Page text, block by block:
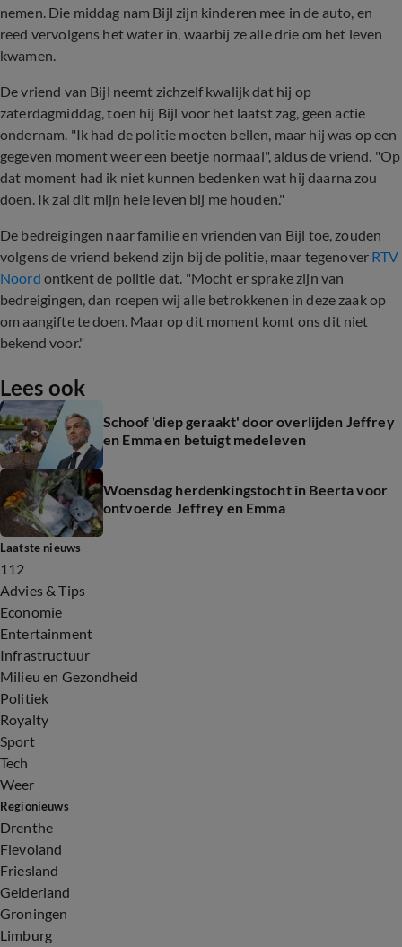
nemen. Die middag nam Bijl zijn kinderen mee in de auto, en
reed vervolgens het water in, waarbij ze alle drie om het leven
kwamen.
De vriend van Bijl neemt zichzelf kwalijk dat hij op
zaterdagmiddag, toen hij Bijl voor het laatst zag, geen actie
ondernam. "Ik had de politie moeten bellen, maar hij was op een
gegeven moment weer een beetje normaal", aldus de vriend. "Op
dat moment had ik niet kunnen bedenken wat hij daarna zou
doen. Ik zal dit mijn hele leven bij me houden."
De bedreigingen naar familie en vrienden van Bijl toe, zouden
volgens de vriend bekend zijn bij de politie, maar tegenover RTV
Noord ontkent de politie dat. "Mocht er sprake zijn van
bedreigingen, dan roepen wij alle betrokkenen in deze zaak op
om aangifte te doen. Maar op dit moment komt ons dit niet
bekend voor."
Lees ook
Schoof 'diep geraakt' door overlijden Jeffrey
en Emma en betuigt medeleven
Woensdag herdenkingstocht in Beerta voor
ontvoerde Jeffrey en Emma
Laatste nieuws
112
Advies & Tips
Economie
Entertainment
Infrastructuur
Milieu en Gezondheid
Politiek
Royalty
Sport
Tech
Weer
Regionieuws
Drenthe
Flevoland
Friesland
Gelderland
Groningen
Limburg